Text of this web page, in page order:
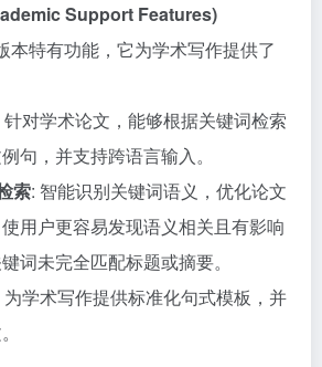
Support Features)
本特有功能，它为学术写作提供了
针对学术论文，能够根据关键词检索
句，并支持跨语言输入。
索: 智能识别关键词语义，优化论文
用户更容易发现语义相关且有影响
词未完全匹配标题或摘要。
为学术写作提供标准化句式模板，并